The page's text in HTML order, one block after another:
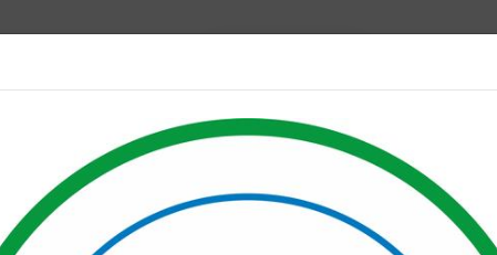
Unser Verein Mitgliederservice
Plätze für die TRIandertaler beim Neandertallauf in Erkrath